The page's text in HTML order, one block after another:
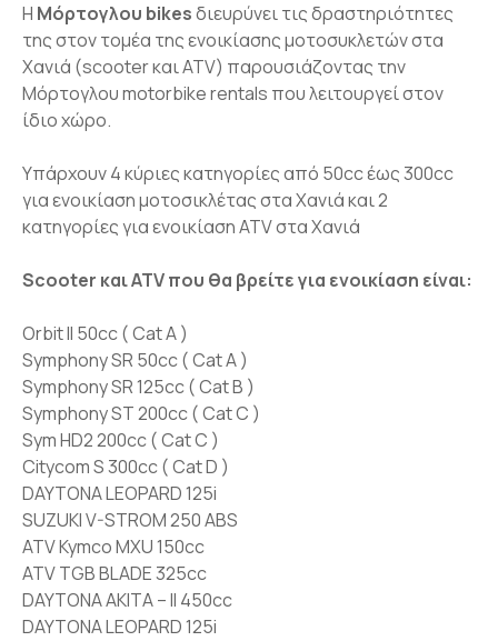
Η Μόρτογλου bikesδιευρύνει τις δραστηριότητες
της στον τομέα της ενοικίασης μοτοσυκλετών στα
Χανιά (scooter και ATV) παρουσιάζοντας την
Μόρτογλου motorbike rentals που λειτουργεί στον
ίδιο χώρο.
Υπάρχουν 4 κύριες κατηγορίες από 50cc έως 300cc
για ενοικίαση μοτοσικλέτας στα Χανιά και 2
κατηγορίες για ενοικίαση ATV στα Χανιά
Scooter και ATV που θα βρείτε για ενοικίαση είναι:
Orbit II 50cc ( Cat A )
Symphony SR 50cc ( Cat A )
Symphony SR 125cc ( Cat B )
Symphony ST 200cc ( Cat C )
Sym HD2 200cc ( Cat C )
Citycom S 300cc ( Cat D )
DAYTONA LEOPARD 125i
SUZUKI V-STROM 250 ΑΒS
ATV Kymco MXU 150cc
ATV TGB BLADE 325cc
DAYTONA AKITA – II 450cc
DAYTONA LEOPARD 125i